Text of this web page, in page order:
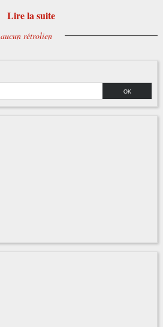
Lire la suite
aucun rétrolien